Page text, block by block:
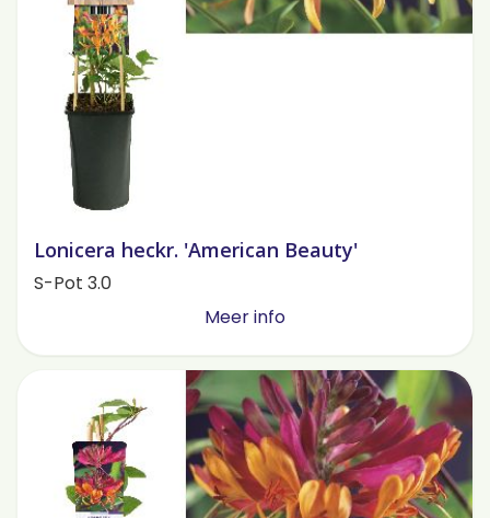
Lonicera heckr. 'American Beauty'
S-Pot 3.0
Meer info